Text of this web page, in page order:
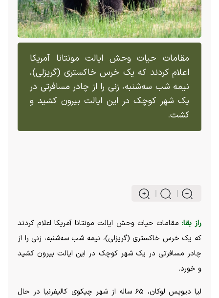
مقامات حیات وحش ایالت مونتانا آمریکا
اعلام کردند که یک خرس خاکستری (گریزلی)،
نیمه شب سه‌شنبه، زنی را از چادر مسافرتی در
یک شهر کوچک در این ایالت بیرون کشید و
کشت.
راز بقا: مقامات حیات وحش ایالت مونتانا آمریکا اعلام کردند
که یک خرس خاکستری (گریزلی)، نیمه شب سه‌شنبه، زنی را از
چادر مسافرتی در یک شهر کوچک در این ایالت بیرون کشید
و خورد.
لیا دیویس لوکان، ۶۵ ساله از شهر چیکوی کالیفرنیا در حال